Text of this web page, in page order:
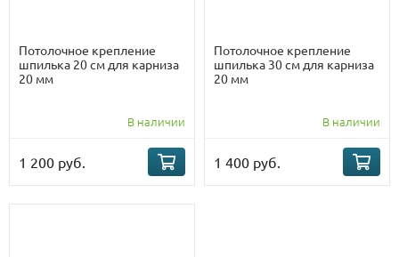
Потолочное крепление
шпилька 20 см для карниза
20 мм
В наличии
1 200 руб.
Потолочное крепление
шпилька 30 см для карниза
20 мм
В наличии
1 400 руб.